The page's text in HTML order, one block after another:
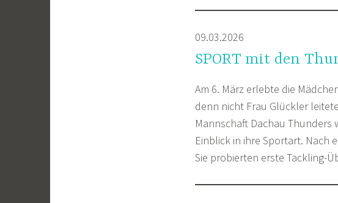
09.03.2026
SPORT mit den
Am 6. März erlebte die
denn nicht Frau Glückler
Mannschaft Dachau
Einblick in ihre Sportart. Nach
Sie probierten erste Tackling-